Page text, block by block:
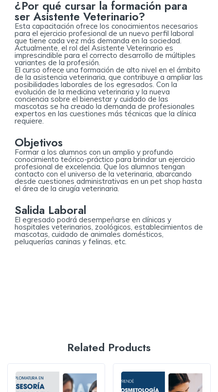
¿Por qué cursar la formación para
ser Asistente Veterinario?
Esta capacitación ofrece los conocimientos necesarios
para el ejercicio profesional de un nuevo perfil laboral
que tiene cada vez más demanda en la sociedad.
Actualmente, el rol del Asistente Veterinario es
imprescindible para el correcto desarrollo de múltiples
variantes de la profesión.
El curso ofrece una formación de alto nivel en el ámbito
de la asistencia veterinaria, que contribuye a ampliar las
posibilidades laborales de los egresados. Con la
evolución de la medicina veterinaria y la nueva
conciencia sobre el bienestar y cuidado de las
mascotas se ha creado la demanda de profesionales
expertos en las cuestiones más técnicas que la clínica
requiere.
Objetivos
Formar a los alumnos con un amplio y profundo
conocimiento teórico-práctico para brindar un ejercicio
profesional de excelencia. Que los alumnos tengan
contacto con el universo de la veterinaria, abarcando
desde cuestiones administrativas en un pet shop hasta
el área de la cirugía veterinaria.
Salida Laboral
El egresado podrá desempeñarse en clínicas y
hospitales veterinarios, zoológicos, establecimientos de
mascotas, cuidado de animales domésticos,
peluquerías caninas y felinas, etc.
Related Products